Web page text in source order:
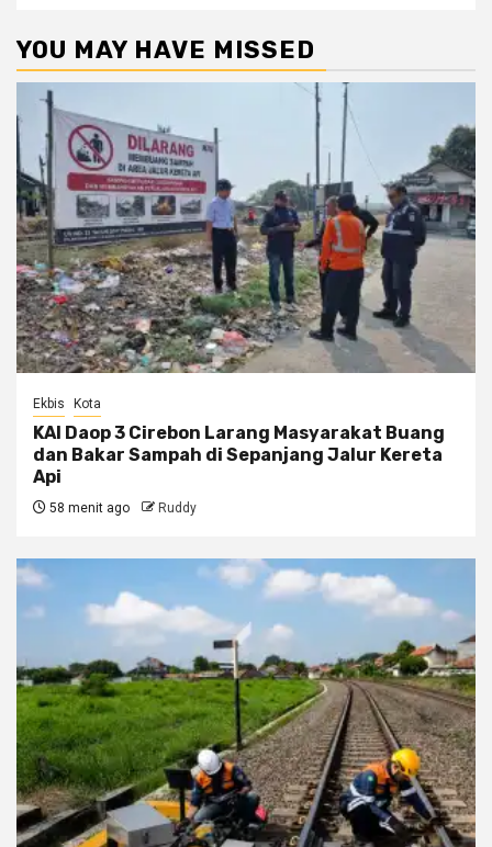
YOU MAY HAVE MISSED
Ekbis Kota
KAI Daop 3 Cirebon Larang Masyarakat Buang
dan Bakar Sampah di Sepanjang Jalur Kereta
Api
58 menit ago Ruddy